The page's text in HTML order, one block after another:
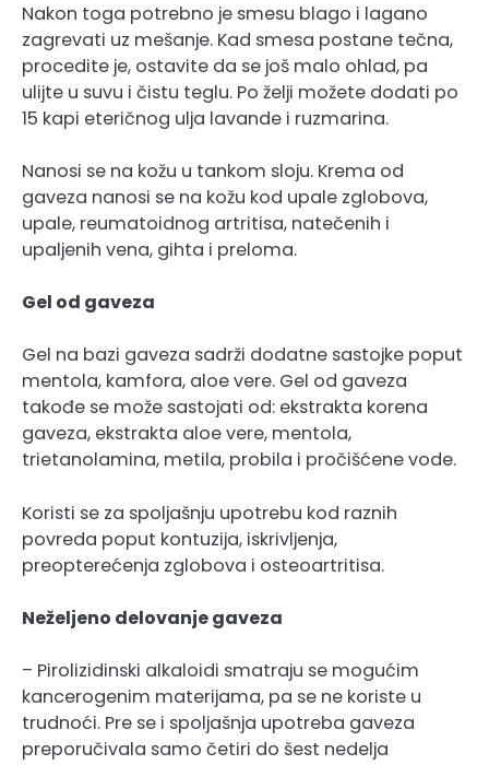
Nakon toga potrebno je smesu blago i lagano
zagrevati uz mešanje. Kad smesa postane tečna,
procedite je, ostavite da se još malo ohlad, pa
ulijte u suvu i čistu teglu. Po želji možete dodati po
15 kapi eteričnog ulja lavande i ruzmarina.
Nanosi se na kožu u tankom sloju. Krema od
gaveza nanosi se na kožu kod upale zglobova,
upale, reumatoidnog artritisa, natečenih i
upaljenih vena, gihta i preloma.
Gel od gaveza
Gel na bazi gaveza sadrži dodatne sastojke poput
mentola, kamfora, aloe vere. Gel od gaveza
takođe se može sastojati od: ekstrakta korena
gaveza, ekstrakta aloe vere, mentola,
trietanolamina, metila, probila i pročišćene vode.
Koristi se za spoljašnju upotrebu kod raznih
povreda poput kontuzija, iskrivljenja,
preopterećenja zglobova i osteoartritisa.
Neželjeno delovanje gaveza
– Pirolizidinski alkaloidi smatraju se mogućim
kancerogenim materijama, pa se ne koriste u
trudnoći. Pre se i spoljašnja upotreba gaveza
preporučivala samo četiri do šest nedelja